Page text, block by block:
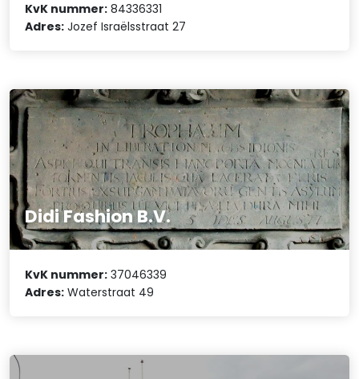
KvK nummer: 84336331
Adres: Jozef Israëlsstraat 27
Didi Fashion B.V.
KvK nummer: 37046339
Adres: Waterstraat 49